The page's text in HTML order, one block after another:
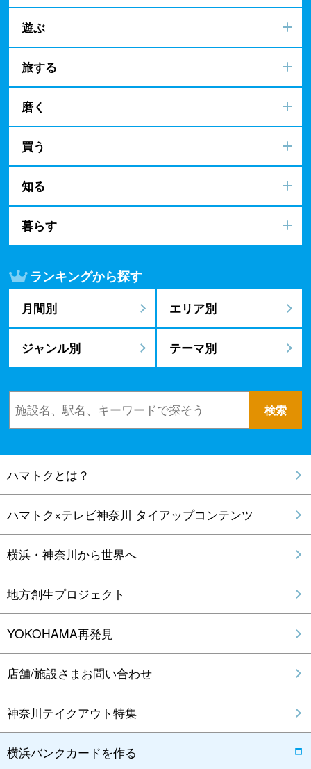
遊ぶ
旅する
磨く
買う
知る
暮らす
ランキングから探す
月間別 エリア別
ジャンル別 テーマ別
ハマトクとは？
ハマトク×テレビ神奈川 タイアップコンテンツ
横浜・神奈川から世界へ
地方創生プロジェクト
YOKOHAMA再発見
店舗/施設さまお問い合わせ
神奈川テイクアウト特集
横浜バンクカードを作る